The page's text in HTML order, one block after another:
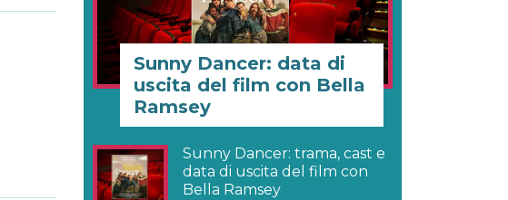
Sunny Dancer: data di
uscita del film con Bella
Ramsey
Sunny Dancer: trama, cast e
data di uscita del film con
Bella Ramsey